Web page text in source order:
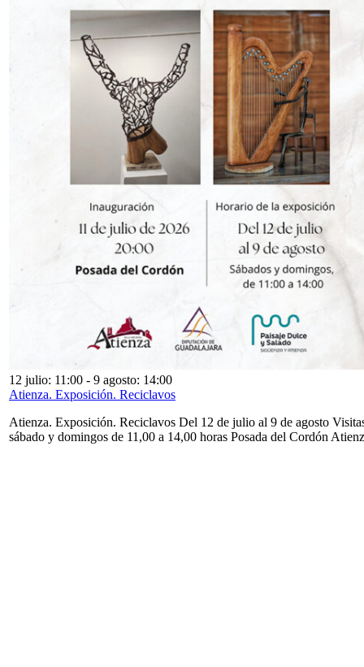
12 julio: 11:00 - 9 agosto: 14:00
Atienza. Exposición. Reciclavos
Atienza. Exposición. Reciclavos Del 12 de julio al 9 de agosto
sábado y domingos de 11,00 a 14,00 horas Posada del Cordón